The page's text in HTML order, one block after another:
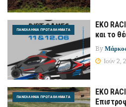
ΠΑΝΕΛΛΉΝΙΑ ΠΡΩΤΑΘΛΉΜΑΤΑ
EKO
και το
By
Ιούν 2,
ΠΑΝΕΛΛΉΝΙΑ ΠΡΩΤΑΘΛΉΜΑΤΑ
EKO